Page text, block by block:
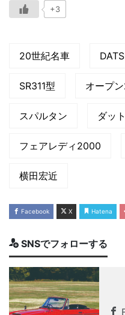
+3
20世紀名車
SR311型 オープ
スパルタン ダッ
フェアレディ2000
横田宏近
Facebook X Hatena
SNSでフォローする